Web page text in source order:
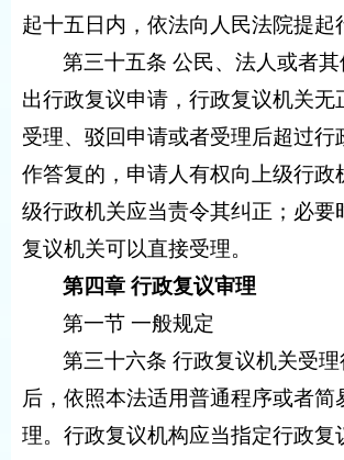
起十五日内，依法向人民法院提起
第三十五条 公民、法人或者
出行政复议申请，行政复议机关无
受理、驳回申请或者受理后超过行
作答复的，申请人有权向上级行政
级行政机关应当责令其纠正；必要
复议机关可以直接受理。
第四章 行政复议审理
第一节 一般规定
第三十六条 行政复议机关受
后，依照本法适用普通程序或者简
理。行政复议机构应当指定行政复